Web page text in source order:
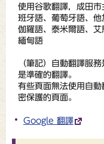
使用谷歌翻譯，成田
班牙語、葡萄牙語、
伽羅語、泰米爾語、艾
緬甸語
（筆記）自動翻譯服
是準確的翻譯。
有些頁面無法使用自
密保護的頁面。
Google 翻譯